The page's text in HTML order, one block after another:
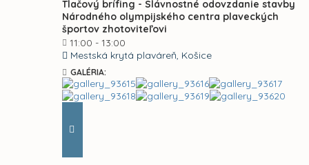
Tlačový brífing - Slávnostné odovzdanie stavby
Národného olympijského centra plaveckých
športov zhotoviteľovi
11:00 - 13:00
Mestská krytá plaváreň, Košice
GALÉRIA: